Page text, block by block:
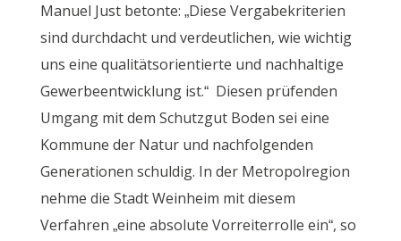
Manuel Just betonte: „Diese Vergabekriterien
sind durchdacht und verdeutlichen, wie wichtig
uns eine qualitätsorientierte und nachhaltige
Gewerbeentwicklung ist.“ Diesen prüfenden
Umgang mit dem Schutzgut Boden sei eine
Kommune der Natur und nachfolgenden
Generationen schuldig. In der Metropolregion
nehme die Stadt Weinheim mit diesem
Verfahren „eine absolute Vorreiterrolle ein“, so